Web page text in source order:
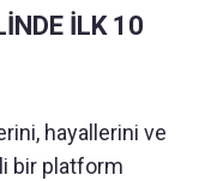
İLK 10
hayallerini ve
bir platform